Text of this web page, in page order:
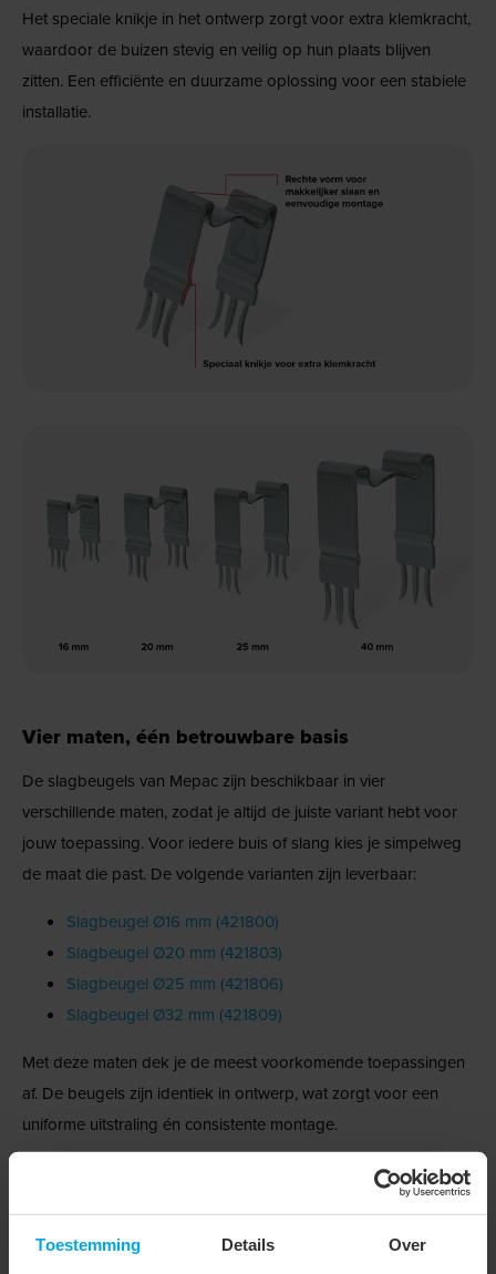
Toestemming Details Over
Het speciale knikje in het ontwerp zorgt voor extra klemkracht,
waardoor de buizen stevig en veilig op hun plaats blijven
zitten. Een efficiënte en duurzame oplossing voor een stabiele
installatie.
Vier maten, één betrouwbare basis
De slagbeugels van Mepac zijn beschikbaar in vier
verschillende maten, zodat je altijd de juiste variant hebt voor
jouw toepassing. Voor iedere buis of slang kies je simpelweg
de maat die past. De volgende varianten zijn leverbaar:
Slagbeugel Ø16 mm (421800)
Slagbeugel Ø20 mm (421803)
Slagbeugel Ø25 mm (421806)
Slagbeugel Ø32 mm (421809)
Met deze maten dek je de meest voorkomende toepassingen
af. De beugels zijn identiek in ontwerp, wat zorgt voor een
uniforme uitstraling én consistente montage.
niet zonder reden. De voordelen op een rij: